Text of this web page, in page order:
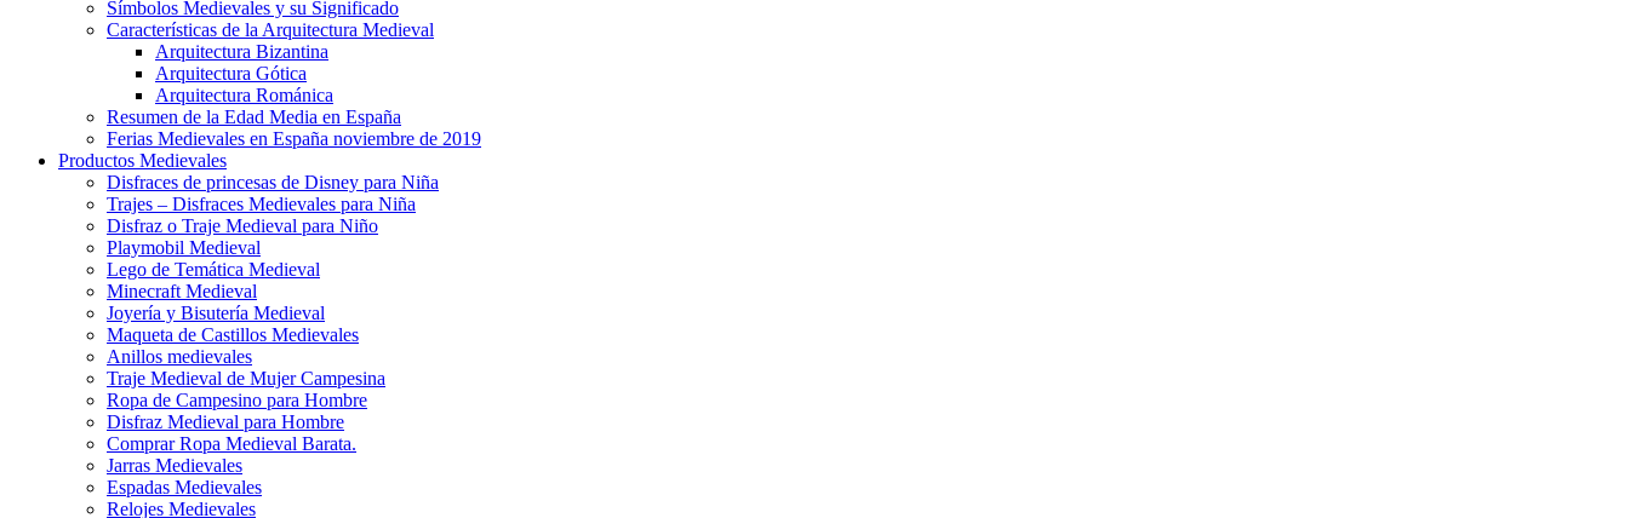
Símbolos Medievales y su Significado
Características de la Arquitectura Medieval
Arquitectura Bizantina
Arquitectura Gótica
Arquitectura Románica
Resumen de la Edad Media en España
Ferias Medievales en España noviembre de 2019
Productos Medievales
Disfraces de princesas de Disney para Niña
Trajes – Disfraces Medievales para Niña
Disfraz o Traje Medieval para Niño
Playmobil Medieval
Lego de Temática Medieval
Minecraft Medieval
Joyería y Bisutería Medieval
Maqueta de Castillos Medievales
Anillos medievales
Traje Medieval de Mujer Campesina
Ropa de Campesino para Hombre
Disfraz Medieval para Hombre
Comprar Ropa Medieval Barata.
Jarras Medievales
Espadas Medievales
Relojes Medievales